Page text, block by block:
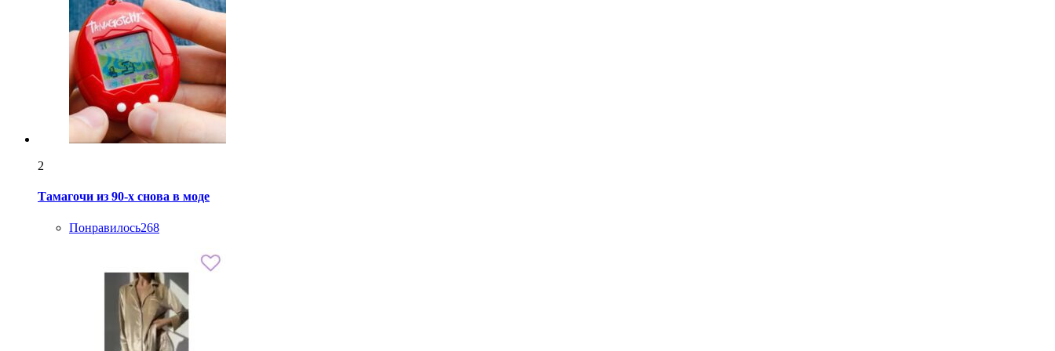
2
Тамагочи из 90-х снова в моде
Понравилось268